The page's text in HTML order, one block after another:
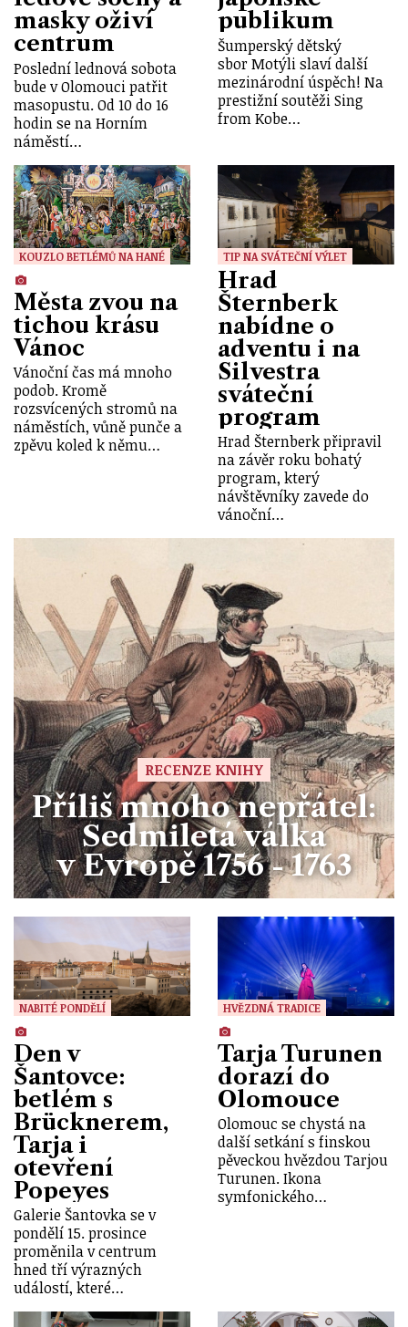
masky oživí
centrum
Poslední lednová sobota
bude v Olomouci patřit
masopustu. Od 10 do 16
hodin se na Horním
náměstí…
publikum
Šumperský dětský
sbor Motýli slaví další
mezinárodní úspěch! Na
prestižní soutěži Sing
from Kobe…
KOUZLO BETLÉMŮ NA HANÉ
Města zvou na
tichou krásu
Vánoc
Vánoční čas má mnoho
podob. Kromě
rozsvícených stromů na
náměstích, vůně punče a
zpěvu koled k němu…
TIP NA SVÁTEČNÍ VÝLET
Hrad
Šternberk
nabídne o
adventu i na
Silvestra
sváteční
program
Hrad Šternberk připravil
na závěr roku bohatý
program, který
návštěvníky zavede do
vánoční…
RECENZE KNIHY
Příliš mnoho nepřátel:
Sedmiletá válka
v Evropě 1756 - 1763
NABITÉ PONDĚLÍ
Den v
Šantovce:
betlém s
Brücknerem,
Tarja i
otevření
Popeyes
Galerie Šantovka se v
pondělí 15. prosince
proměnila v centrum
hned tří výrazných
událostí, které…
HVĚZDNÁ TRADICE
Tarja Turunen
dorazí do
Olomouce
Olomouc se chystá na
další setkání s finskou
pěveckou hvězdou Tarjou
Turunen. Ikona
symfonického…